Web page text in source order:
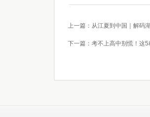
上一篇：从江夏到中国｜解码
下一篇：考不上高中别慌！这